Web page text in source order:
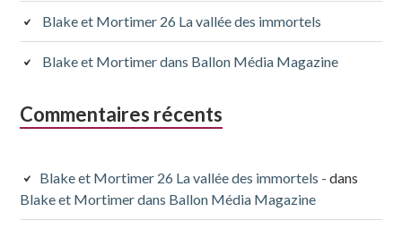
Blake et Mortimer 26 La vallée des immortels
Blake et Mortimer dans Ballon Média Magazine
Commentaires récents
Blake et Mortimer 26 La vallée des immortels - dans
Blake et Mortimer dans Ballon Média Magazine